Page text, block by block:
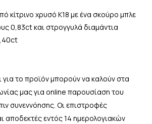
κίτρινο χρυσό Κ18 με ένα σκούρο μπλε
0,83ct και στρογγυλά διαμάντια
για το προϊόν μπορούν να καλούν στα
μας για online παρουσίαση του
συνεννόησης. Οι επιστροφές
αποδεκτές εντός 14 ημερολογιακών